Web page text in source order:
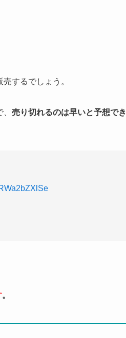
するでしょう。
売り切れるのは早いと予想でき
。